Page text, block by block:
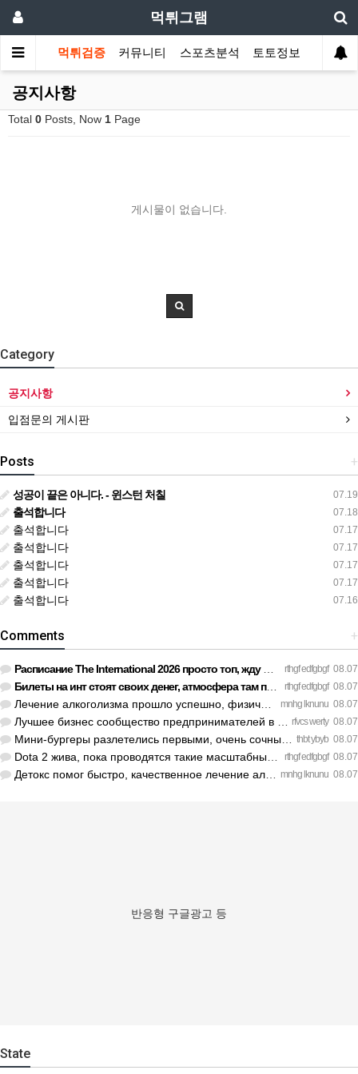
먹튀그램
먹튀검증 커뮤니티 스포츠분석 토토정보
공지사항
Total 0 Posts, Now 1 Page
게시물이 없습니다.
Category
공지사항
입점문의 게시판
+
Posts
07.19
성공이 끝은 아니다. - 윈스턴 처칠
07.18
출석합니다
07.17
출석합니다
07.17
출석합니다
07.17
출석합니다
07.17
출석합니다
07.16
출석합니다
+
Comments
rthgf edfgbgf 08.07
Расписание The International 2026 просто топ, жду финал! htt…
rthgf edfgbgf 08.07
Билеты на инт стоят своих денег, атмосфера там просто непере…
mnhg lknunu 08.07
Лечение алкоголизма прошло успешно, физической тяги больше н…
rfvcs werty 08.07
Лучшее бизнес сообщество предпринимателей в Санкт-Петербурге…
thbt ybyb 08.07
Мини-бургеры разлетелись первыми, очень сочные. https://inte…
rthgf edfgbgf 08.07
Dota 2 жива, пока проводятся такие масштабные турниры. https…
mnhg lknunu 08.07
Детокс помог быстро, качественное лечение алкоголизма Санкт-…
반응형 구글광고 등
State